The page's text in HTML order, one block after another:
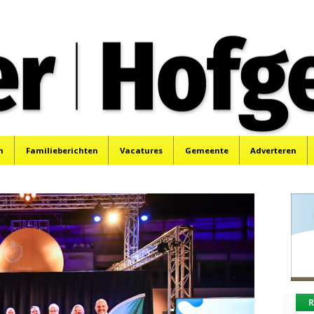
Familieberichten Vacatures Gemeente Adverteren